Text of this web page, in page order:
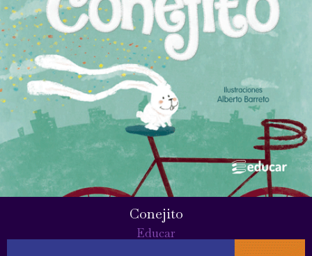
Conejito
Educar